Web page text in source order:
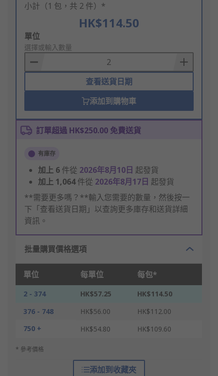
小計（1 包，共 2 件）*
HK$114.50
Add
to
Basket
單位
選擇或輸入數量
查看送貨日期
添加到購物車
訂單超過 HK$250.00 免費送貨
有庫存
加上 6 件從 2026年8月10日 起發貨
加上 1,064件從 2026年8月17日 起發貨
**需要更多嗎？**輸入您需要的數量，然後按一
下「查看送貨日期」以查詢更多庫存和送貨詳細
資訊。
批量購買價格選項
單位 每單位 每包*
2 - 374 HK$57.25
HK$114.50
376 - 748
HK$56.00
HK$112.00
750 +
HK$54.80 HK$109.60
* 參考價格
添加到收藏夾